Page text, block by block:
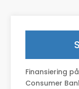
0-100 km/t
Tophastighed
Finansiering
Consumer